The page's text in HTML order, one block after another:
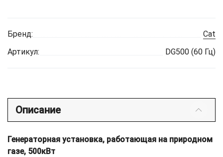
Бренд:
Cat
Артикул:
DG500 (60 Гц)
Описание
Генераторная установка, работающая на природном
газе, 500кВт